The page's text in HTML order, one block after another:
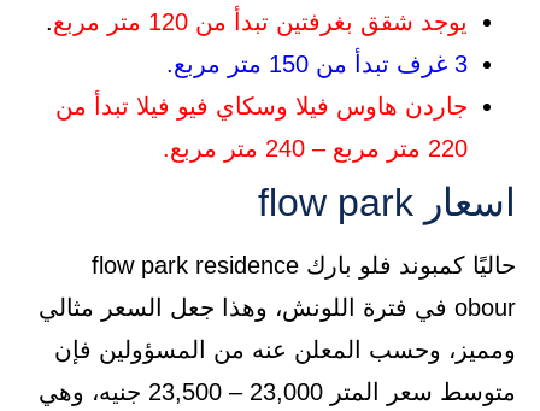
يوجد شقق بغرفتين تبدأ من 120 متر مربع
.
3 غرف تبدأ من 150 متر مربع.
جاردن هاوس فيلا وسكاي فيو فيلا تبدأ من
220 متر مربع – 240 متر مربع.
اسعار flow park
حاليًا كمبوند فلو بارك flow park residence
obour في فترة اللونش، وهذا جعل السعر مثالي
ومميز، وحسب المعلن عنه من المسؤولين فإن
متوسط سعر المتر 23,000 – 23,500 جنيه، وهي